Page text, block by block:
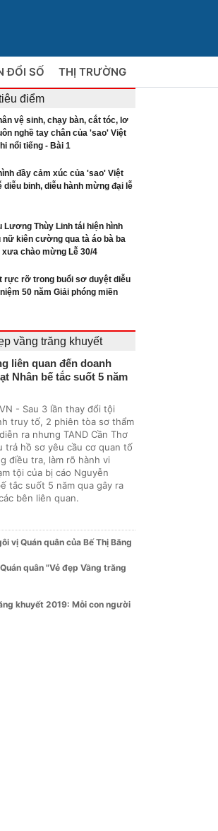
ĐỔI SỐ THỊ TRƯỜNG
điểm
vệ sinh, chạy bàn, cắt tóc, lơ
nghề tay chân của 'sao' Việt
nổi tiếng - Bài 1
đầy cảm xúc của 'sao' Việt
diễu binh, diễu hành mừng đại lễ
Lương Thùy Linh tái hiện hình
nữ kiên cường qua tà áo bà ba
xưa chào mừng Lễ 30/4
rực rỡ trong buổi sơ duyệt diễu
50 năm Giải phóng miền
vầng trăng khuyết
liên quan đến doanh
Nhân bế tắc suốt 5 năm
- Sau 3 lần thay đổi tội
truy tố, 2 phiên tòa sơ thẩm
ra nhưng TAND Cần Thơ
trả hồ sơ yêu cầu cơ quan tố
điều tra, làm rõ hành vi
tội của bị cáo Nguyễn
tắc suốt 5 năm qua gây ra
bên liên quan.
vị Quán quân của Bế Thị Băng
quân "Vẻ đẹp Vầng trăng
khuyết 2019: Mỗi con người